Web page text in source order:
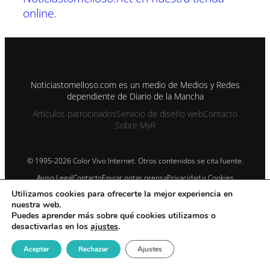
online.
Noticiastomelloso.com es un medio de Medios y Redes
dependiente de Diario de la Mancha
Artículos patrocinadosServicio de diseño webContacto
Sobre MyR
© 1995-2026 Color Vivo Internet. Otros contenidos se cita fuente.
Aviso LegalContactoEnviar notas prensaPrivacidad y Cookies
Utilizamos cookies para ofrecerte la mejor experiencia en
nuestra web.
Puedes aprender más sobre qué cookies utilizamos o
desactivarlas en los ajustes.
Aceptar Rechazar Ajustes